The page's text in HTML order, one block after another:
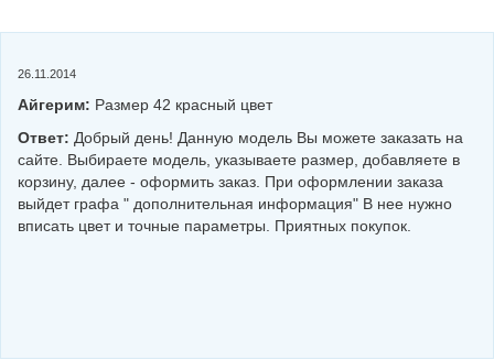
26.11.2014
Айгерим: Размер 42 красный цвет
Ответ: Добрый день! Данную модель Вы можете заказать на
сайте. Выбираете модель, указываете размер, добавляете в
корзину, далее - оформить заказ. При оформлении заказа
выйдет графа " дополнительная информация" В нее нужно
вписать цвет и точные параметры. Приятных покупок.